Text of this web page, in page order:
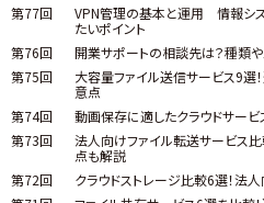
第77回
VPN管理の基本と運用 情報シ
たいポイント
第76回 開業サポートの相談先は？種類や
第75回
大容量ファイル送信サービス9選
意点
第74回 動画保存に適したクラウドサー
第73回
法人向けファイル転送サービス
点も解説
第72回 クラウドストレージ比較6選！法